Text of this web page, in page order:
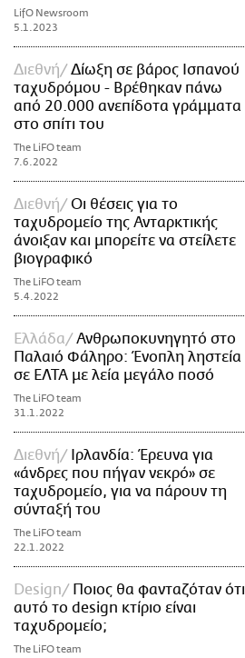
LifO Newsroom
5.1.2023
Διεθνή
Δίωξη σε βάρος Ισπανού
ταχυδρόμου - Βρέθηκαν πάνω
από 20.000 ανεπίδοτα γράμματα
στο σπίτι του
The LiFO team
7.6.2022
Διεθνή
Οι θέσεις για το
ταχυδρομείο της Ανταρκτικής
άνοιξαν και μπορείτε να στείλετε
βιογραφικό
The LiFO team
5.4.2022
Ελλάδα
Ανθρωποκυνηγητό στο
Παλαιό Φάληρο: Ένοπλη ληστεία
σε ΕΛΤΑ με λεία μεγάλο ποσό
The LiFO team
31.1.2022
Διεθνή
Ιρλανδία: Έρευνα για
«άνδρες που πήγαν νεκρό» σε
ταχυδρομείο, για να πάρουν τη
σύνταξή του
The LiFO team
22.1.2022
Design
Ποιος θα φανταζόταν ότι
αυτό το design κτίριο είναι
ταχυδρομείο;
The LiFO team